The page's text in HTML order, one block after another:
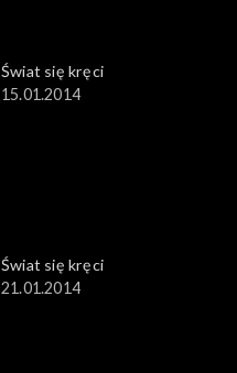
Świat się kręci
15.01.2014
Świat się kręci
21.01.2014